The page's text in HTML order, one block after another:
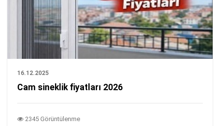
16.12.2025
Cam sineklik fiyatları 2026
2345 Görüntülenme